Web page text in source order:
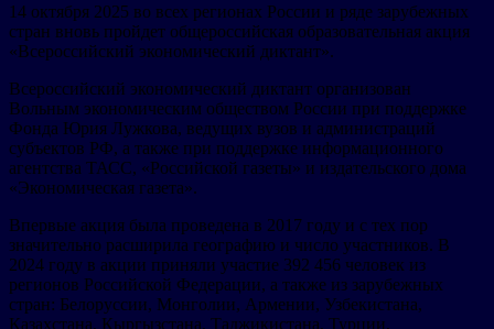
14 октября 2025 во всех регионах России и ряде зарубежных
стран вновь пройдет общероссийская образовательная акция
«Всероссийский экономический диктант».
Всероссийский экономический диктант организован
Вольным экономическим обществом России при поддержке
Фонда Юрия Лужкова, ведущих вузов и администраций
субъектов РФ, а также при поддержке информационного
агентства ТАСС, «Российской газеты» и издательского дома
«Экономическая газета».
Впервые акция была проведена в 2017 году и с тех пор
значительно расширила географию и число участников. В
2024 году в акции приняли участие 392 456 человек из
регионов Российской Федерации, а также из зарубежных
стран: Белоруссии, Монголии, Армении, Узбекистана,
Казахстана, Кыргызстана, Таджикистана, Турции,